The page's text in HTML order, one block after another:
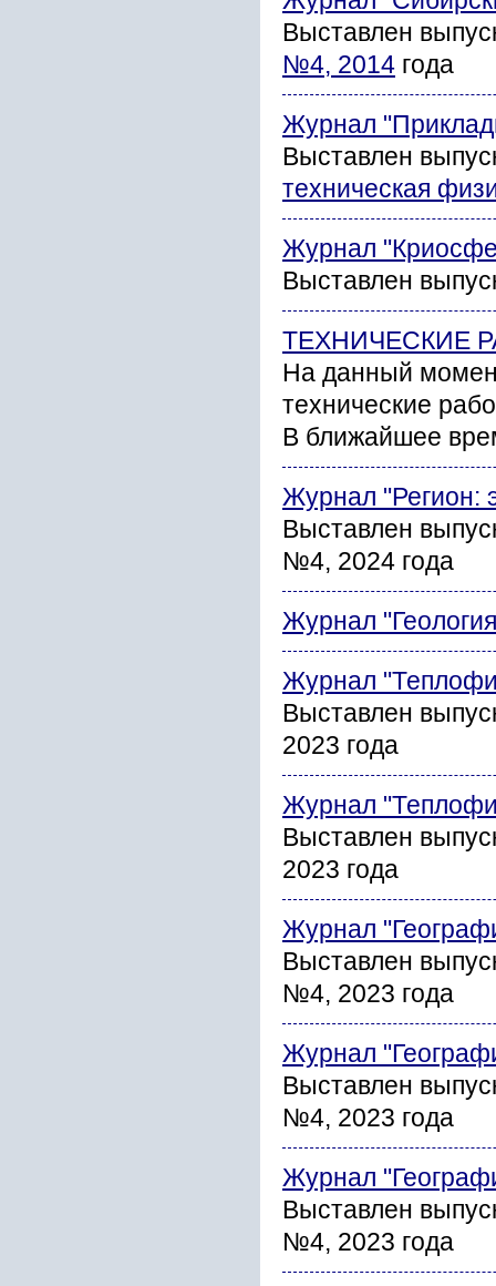
Выставлен
№4, 2014 года
Журнал
Выставлен
техническая
Журнал
Выставлен
ТЕХНИЧЕСКИЕ
На данный
технические
В ближайшее
Журнал "Регион:
Выставлен
№4, 2024 года
Журнал
Журнал
Выставлен
2023 года
Журнал
Выставлен
2023 года
Журнал
Выставлен
№4, 2023 года
Журнал
Выставлен
№4, 2023 года
Журнал
Выставлен
№4, 2023 года